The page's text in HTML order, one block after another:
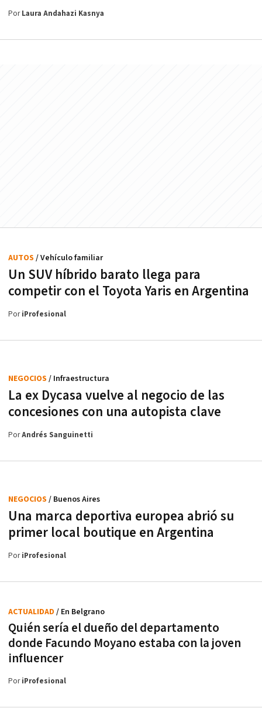
PorLaura Andahazi Kasnya
Un SUV híbrido barato llega para
competir con el Toyota Yaris en Argentina
AUTOS / Vehículo familiar
PoriProfesional
La ex Dycasa vuelve al negocio de las
concesiones con una autopista clave
NEGOCIOS / Infraestructura
PorAndrés Sanguinetti
Una marca deportiva europea abrió su
primer local boutique en Argentina
NEGOCIOS / Buenos Aires
PoriProfesional
Quién sería el dueño del departamento
donde Facundo Moyano estaba con la joven
influencer
ACTUALIDAD / En Belgrano
PoriProfesional